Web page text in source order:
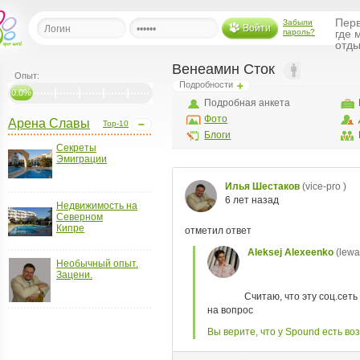
Войти
Забыли
пароль?
где
друзей
Опыт:
0.0%
Top-10
Арена Славы
Секреты
Эмиграции
Недвижимость на
Северном
Кипре
Необычный опыт.
Зацени.
Венеамин Сток
Подробности
Подробная анкета
Фото
Блоги